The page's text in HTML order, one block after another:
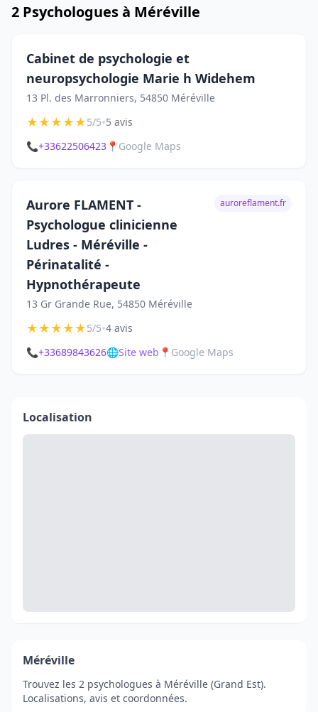
2 Psychologues à Méréville
Cabinet de psychologie et
neuropsychologie Marie h Widehem
13 Pl. des Marronniers, 54850 Méréville
★★★★★5/5•5 avis
📞+33622506423 📍 Google Maps
Aurore FLAMENT -
Psychologue clinicienne
Ludres - Méréville -
Périnatalité -
Hypnothérapeute
13 Gr Grande Rue, 54850 Méréville
auroreflament.fr
★★★★★5/5•4 avis
📞+33689843626🌐Site web 📍 Google Maps
Localisation
Méréville
Trouvez les 2 psychologues à Méréville (Grand Est).
Localisations, avis et coordonnées.